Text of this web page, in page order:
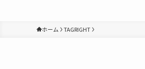
ホーム TAGRIGHT